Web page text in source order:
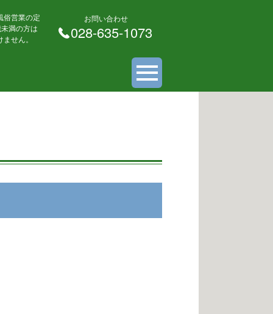
俗営業の定
満の方は
せん。
お問い合わせ
028-635-1073